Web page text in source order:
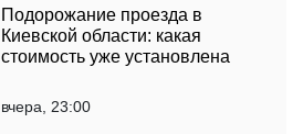
Подорожание проезда в
Киевской области: какая
стоимость уже установлена
вчера, 23:00